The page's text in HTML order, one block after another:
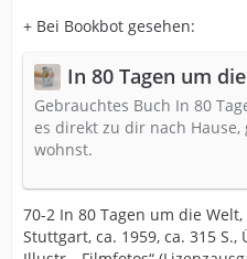
+ Bei Bookbot gesehen:
In 80 Tagen um
Gebrauchtes Buch In 80
es direkt zu dir nach
wohnst.
70-2 In 80 Tagen um die
Stuttgart, ca. 1959, ca. 315